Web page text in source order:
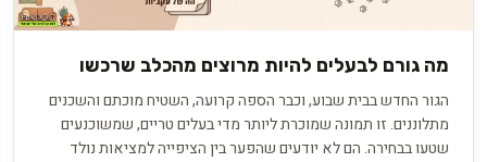
מה גורם לבעלים להיות מרוצים מהכלב שרכשו
הגור החדש בבית שבוע, וכבר הספה קרועה, השטיח מוכתם והשכנים
מתלוננים. זו תמונה שמוכרת ליותר מדי בעלים טריים, שמשוכנעים
שטעו בבחירה. הם לא יודעים שהפער בין הציפייה למציאות נולד